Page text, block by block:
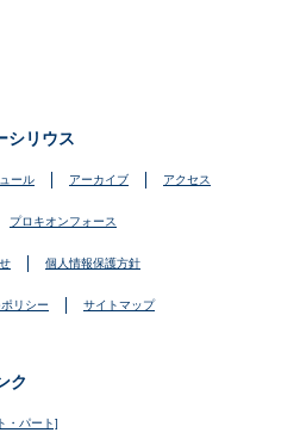
シリウス
ール アーカイブ アクセス
プロキオンフォース
個人情報保護方針
リシー サイトマップ
ク
・パート]